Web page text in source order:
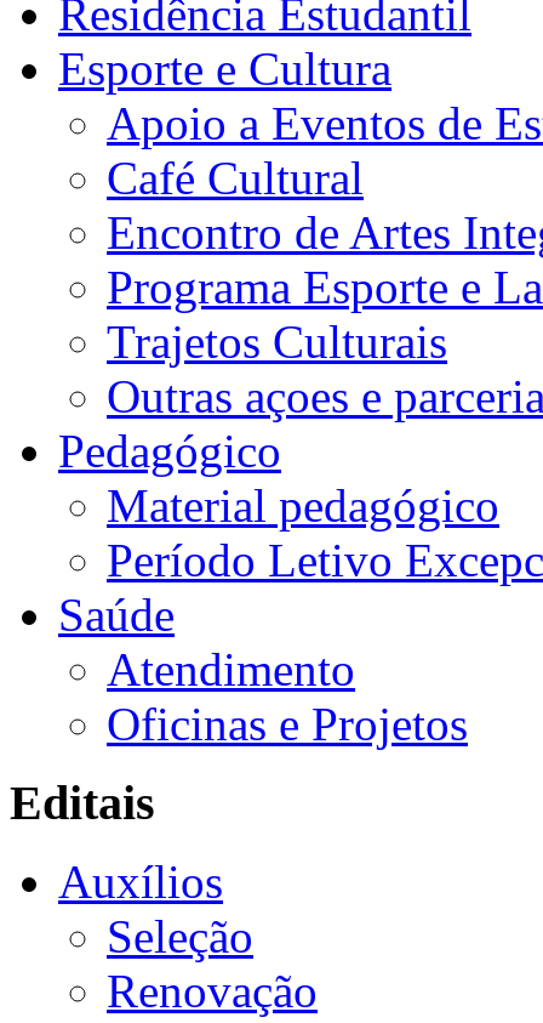
Residência Estudantil
Esporte e Cultura
Apoio a Eventos de
Café Cultural
Encontro de Artes
Programa Esporte e
Trajetos Culturais
Outras açoes e
Pedagógico
Material pedagógico
Período Letivo
Saúde
Atendimento
Oficinas e Projetos
Editais
Auxílios
Seleção
Renovação